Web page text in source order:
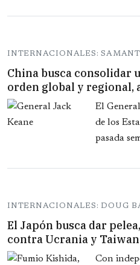
INTERNACIONALES:
China busca consolidar
orden global y regional,
El
de los
pasada
INTERNACIONALES: DOUG
El Japón busca dar
contra Ucrania y Taiwan
Con